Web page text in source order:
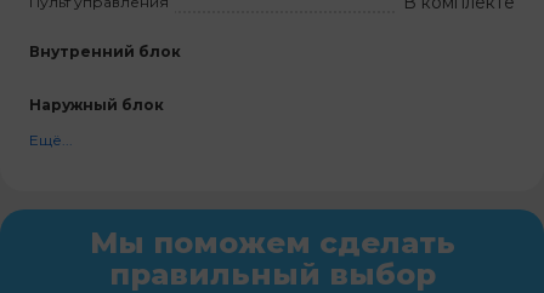
Внутренний блок
Наружный блок
Ещё...
Мы поможем сделать
правильный выбор